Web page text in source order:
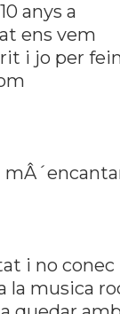
anys a
ens vem
i jo per
i no conec
la musica